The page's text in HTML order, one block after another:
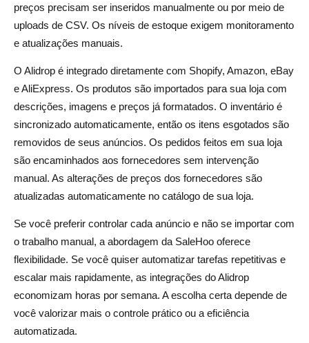
preços precisam ser inseridos manualmente ou por meio de
uploads de CSV. Os níveis de estoque exigem monitoramento
e atualizações manuais.
O Alidrop é integrado diretamente com Shopify, Amazon, eBay
e AliExpress. Os produtos são importados para sua loja com
descrições, imagens e preços já formatados. O inventário é
sincronizado automaticamente, então os itens esgotados são
removidos de seus anúncios. Os pedidos feitos em sua loja
são encaminhados aos fornecedores sem intervenção
manual. As alterações de preços dos fornecedores são
atualizadas automaticamente no catálogo de sua loja.
Se você preferir controlar cada anúncio e não se importar com
o trabalho manual, a abordagem da SaleHoo oferece
flexibilidade. Se você quiser automatizar tarefas repetitivas e
escalar mais rapidamente, as integrações do Alidrop
economizam horas por semana. A escolha certa depende de
você valorizar mais o controle prático ou a eficiência
automatizada.